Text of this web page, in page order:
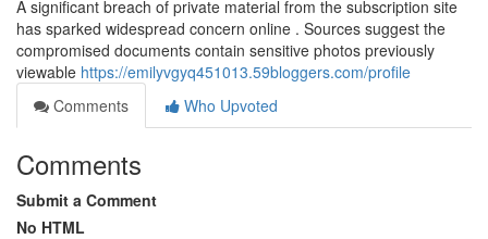
A significant breach of private material from the subscription site
has sparked widespread concern online . Sources suggest the
compromised documents contain sensitive photos previously
viewable https://emilyvgyq451013.59bloggers.com/profile
Comments
Who Upvoted
Comments
Submit a Comment
No HTML